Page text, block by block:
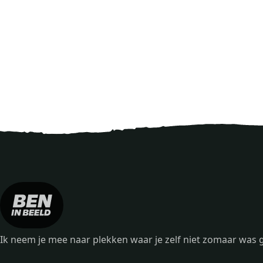
Ik neem je mee naar plekken waar je zelf niet zomaar was